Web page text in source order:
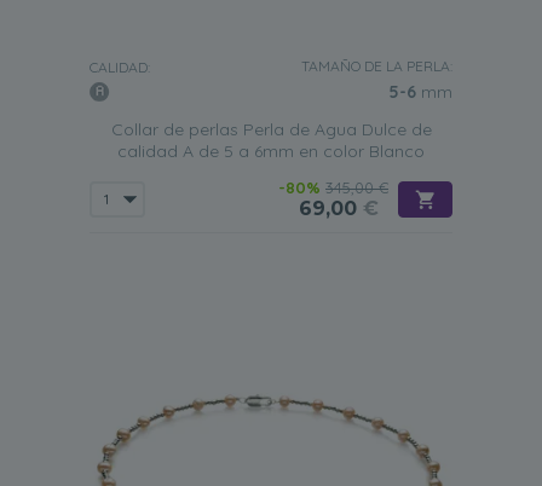
CALIDAD: TAMAÑO DE LA PERLA:
5-6 mm
Collar de perlas Perla de Agua Dulce de
calidad A de 5 a 6mm en color Blanco
-80% 345,00 €
69,00 €